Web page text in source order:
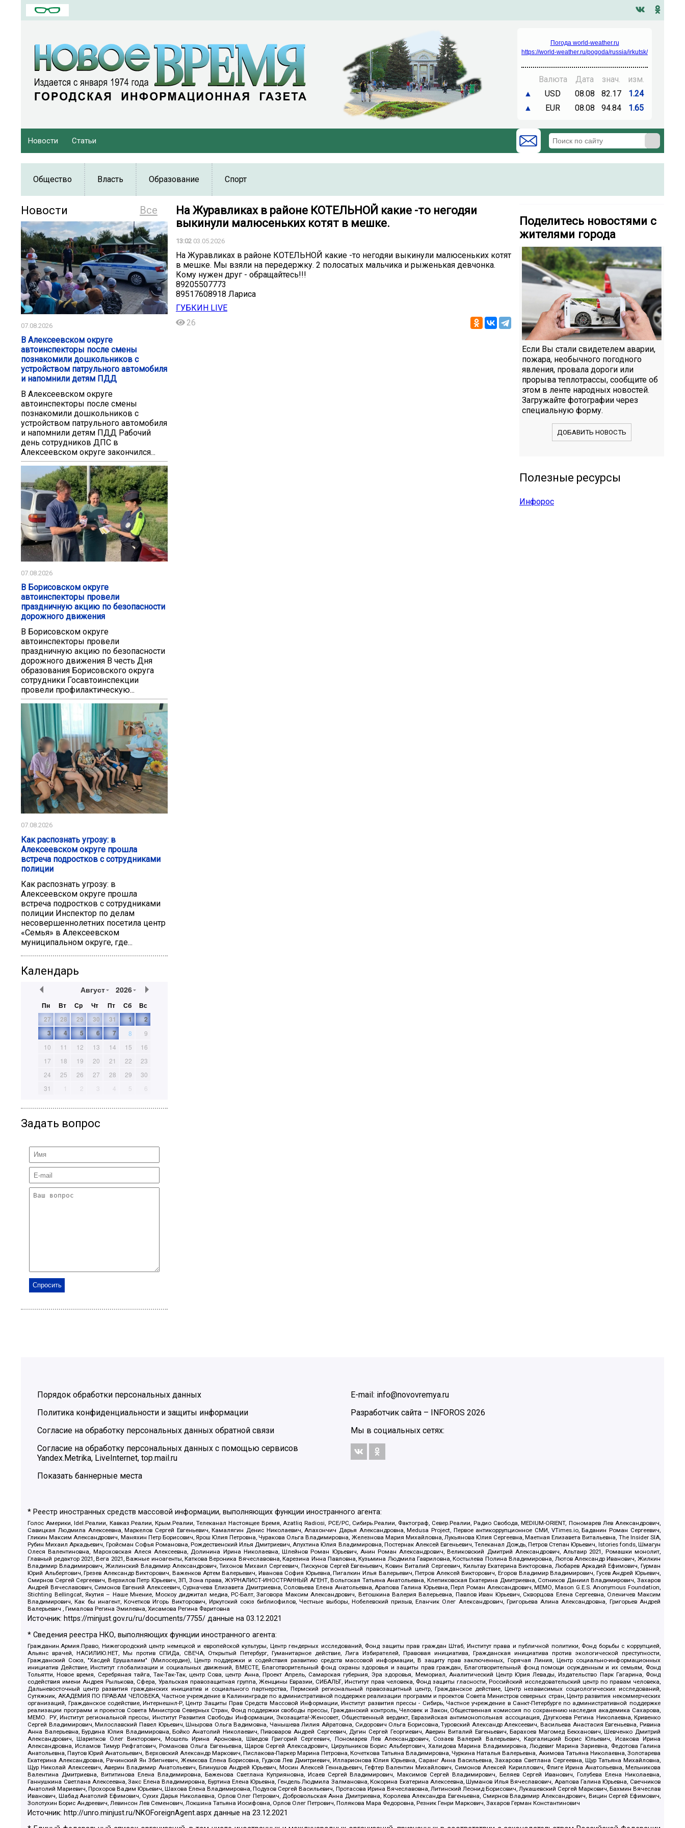
Погода world-weather.ru
https://world-weather.ru/pogoda/russia/irkutsk/
Валюта Дата знач.
изм.
▲
USD 08.08 82.17
1.24
▲
EUR 08.08 94.84 1.65
Новости Статьи
Общество Власть Образование Спорт
Все
Новости
07.08.2026
В Алексеевском округе
автоинспекторы после смены
познакомили дошкольников с
устройством патрульного автомобиля
и напомнили детям ПДД
В Алексеевском округе
автоинспекторы после смены
познакомили дошкольников с
устройством патрульного автомобиля
и напомнили детям ПДД Рабочий
день сотрудников ДПС в
Алексеевском округе закончился...
07.08.2026
В Борисовском округе
автоинспекторы провели
праздничную акцию по безопасности
дорожного движения
В Борисовском округе
автоинспекторы провели
праздничную акцию по безопасности
дорожного движения В честь Дня
образования Борисовского округа
сотрудники Госавтоинспекции
провели профилактическую...
07.08.2026
Как распознать угрозу: в
Алексеевском округе прошла
встреча подростков с сотрудниками
полиции
Как распознать угрозу: в
Алексеевском округе прошла
встреча подростков с сотрудниками
полиции Инспектор по делам
несовершеннолетних посетила центр
«Семья» в Алексеевском
муниципальном округе, где...
Календарь
Август 2026
Пн Вт Ср Чт Пт Сб
Вс
27
28 29 30 31 1
2
3
4 5 6 7 8
9
10
11 12 13 14 15
16
17
18 19 20 21 22
23
24
25 26 27 28 29
30
31
1 2 3 4 5 6
Задать вопрос
На Журавликах в районе КОТЕЛЬНОЙ какие -то негодяи
выкинули малюсеньких котят в мешке.
13:02 03.05.2026
На Журавликах в районе КОТЕЛЬНОЙ какие -то негодяи выкинули малюсеньких котят
в мешке. Мы взяли на передержку. 2 полосатых мальчика и рыженькая девчонка.
Кому нужен друг - обращайтесь!!!
️89205507773
️89517608918 Лариса
ГУБКИН LIVE
26
Поделитесь новостями с
жителями города
Если Вы стали свидетелем аварии,
пожара, необычного погодного
явления, провала дороги или
прорыва теплотрассы, сообщите об
этом в ленте народных новостей.
Загружайте фотографии через
специальную форму.
ДОБАВИТЬ НОВОСТЬ
Полезные ресурсы
Инфорос
Порядок обработки персональных данных
Политика конфиденциальности и защиты информации
Согласие на обработку персональных данных обратной связи
Согласие на обработку персональных данных с помощью сервисов
Yandex.Metrika, LiveInternet, top.mail.ru
Показать баннерные места
E-mail: info@novovremya.ru
Разработчик сайта – INFOROS 2026
Мы в социальных сетях:
* Реестр иностранных средств массовой информации, выполняющих функции иностранного агента:
Голос Америки, Idel.Реалии, Кавказ.Реалии, Крым.Реалии, Телеканал Настоящее Время, Azatliq Radiosi, PCE/PC, Сибирь.Реалии, Фактограф, Север.Реалии, Радио Свобода, MEDIUM-ORIENT, Пономарев Лев Александрович,
Савицкая Людмила Алексеевна, Маркелов Сергей Евгеньевич, Камалягин Денис Николаевич, Апахончич Дарья Александровна, Medusa Project, Первое антикоррупционное СМИ, VTimes.io, Баданин Роман Сергеевич,
Гликин Максим Александрович, Маняхин Петр Борисович, Ярош Юлия Петровна, Чуракова Ольга Владимировна, Железнова Мария Михайловна, Лукьянова Юлия Сергеевна, Маетная Елизавета Витальевна, The Insider SIA,
Рубин Михаил Аркадьевич, Гройсман Софья Романовна, Рождественский Илья Дмитриевич, Апухтина Юлия Владимировна, Постернак Алексей Евгеньевич, Телеканал Дождь, Петров Степан Юрьевич, Istories fonds, Шмагун
Олеся Валентиновна, Мароховская Алеся Алексеевна, Долинина Ирина Николаевна, Шлейнов Роман Юрьевич, Анин Роман Александрович, Великовский Дмитрий Александрович, Альтаир 2021, Ромашки монолит,
Главный редактор 2021, Вега 2021, Важные иноагенты, Каткова Вероника Вячеславовна, Карезина Инна Павловна, Кузьмина Людмила Гавриловна, Костылева Полина Владимировна, Лютов Александр Иванович, Жилкин
Владимир Владимирович, Жилинский Владимир Александрович, Тихонов Михаил Сергеевич, Пискунов Сергей Евгеньевич, Ковин Виталий Сергеевич, Кильтау Екатерина Викторовна, Любарев Аркадий Ефимович, Гурман
Юрий Альбертович, Грезев Александр Викторович, Важенков Артем Валерьевич, Иванова София Юрьевна, Пигалкин Илья Валерьевич, Петров Алексей Викторович, Егоров Владимир Владимирович, Гусев Андрей Юрьевич,
Смирнов Сергей Сергеевич, Верзилов Петр Юрьевич, ЗП, Зона права, ЖУРНАЛИСТ-ИНОСТРАННЫЙ АГЕНТ, Вольтская Татьяна Анатольевна, Клепиковская Екатерина Дмитриевна, Сотников Даниил Владимирович, Захаров
Андрей Вячеславович, Симонов Евгений Алексеевич, Сурначева Елизавета Дмитриевна, Соловьева Елена Анатольевна, Арапова Галина Юрьевна, Перл Роман Александрович, МЕМО, Mason G.E.S. Anonymous Foundation,
Stichting Bellingcat, Якутия – Наше Мнение, Москоу диджитал медиа, РС-Балт, Заговора Максим Александрович, Ветошкина Валерия Валерьевна, Павлов Иван Юрьевич, Скворцова Елена Сергеевна, Оленичев Максим
Владимирович, Как бы инагент, Кочетков Игорь Викторович, Иркутский союз библиофилов, Честные выборы, Нобелевский призыв, Еланчик Олег Александрович, Григорьева Алина Александровна, Григорьев Андрей
Валерьевич , Гималова Регина Эмилевна, Хисамова Регина Фаритовна
Источник:https://minjust.gov.ru/ru/documents/7755/ данные на03.12.2021
* Сведения реестра НКО, выполняющих функции иностранного агента:
Гражданин.Армия.Право, Нижегородский центр немецкой и европейской культуры, Центр гендерных исследований, Фонд защиты прав граждан Штаб, Институт права и публичной политики, Фонд борьбы с коррупцией,
Альянс врачей, НАСИЛИЮ.НЕТ, Мы против СПИДа, СВЕЧА, Открытый Петербург, Гуманитарное действие, Лига Избирателей, Правовая инициатива, Гражданская инициатива против экологической преступности,
Гражданский Союз, "Хасдей Ерушалаим" (Милосердие), Центр поддержки и содействия развитию средств массовой информации, В защиту прав заключенных, Горячая Линия, Центр социально-информационных
инициатив Действие, Институт глобализации и социальных движений, ВМЕСТЕ, Благотворительный фонд охраны здоровья и защиты прав граждан, Благотворительный фонд помощи осужденным и их семьям, Фонд
Тольятти, Новое время, Серебряная тайга, Так-Так-Так, центр Сова, центр Анна, Проект Апрель, Самарская губерния, Эра здоровья, Мемориал, Аналитический Центр Юрия Левады, Издательство Парк Гагарина, Фонд
содействия имени Андрея Рылькова, Сфера, Уральская правозащитная группа, Женщины Евразии, СИБАЛЬТ, Институт прав человека, Фонд защиты гласности, Российский исследовательский центр по правам человека,
Дальневосточный центр развития гражданских инициатив и социального партнерства, Пермский региональный правозащитный центр, Гражданское действие, Центр независимых социологических исследований,
Сутяжник, АКАДЕМИЯ ПО ПРАВАМ ЧЕЛОВЕКА, Частное учреждение в Калининграде по административной поддержке реализации программ и проектов Совета Министров северных стран, Центр развития некоммерческих
организаций, Гражданское содействие, Интернешнл-Р, Центр Защиты Прав Средств Массовой Информации, Институт развития прессы - Сибирь, Частное учреждение в Санкт-Петербурге по административной поддержке
реализации программ и проектов Совета Министров Северных Стран, Фонд поддержки свободы прессы, Гражданский контроль, Человек и Закон, Общественная комиссия по сохранению наследия академика Сахарова,
МЕМО. РУ, Институт региональной прессы, Институт Развития Свободы Информации, Экозащита!-Женсовет, Общественный вердикт, Евразийская антимонопольная ассоциация, Дзугкоева Регина Николаевна, Кривенко
Сергей Владимирович, Милославский Павел Юрьевич, Шнырова Ольга Вадимовна, Чанышева Лилия Айратовна, Сидорович Ольга Борисовна, Туровский Александр Алексеевич, Васильева Анастасия Евгеньевна, Ривина
Анна Валерьевна, Бурдина Юлия Владимировна, Бойко Анатолий Николаевич, Пивоваров Андрей Сергеевич, Дугин Сергей Георгиевич, Аверин Виталий Евгеньевич, Барахоев Магомед Бекханович, Шевченко Дмитрий
Александрович, Шарипков Олег Викторович, Мошель Ирина Ароновна, Шведов Григорий Сергеевич, Пономарев Лев Александрович, Созаев Валерий Валерьевич, Каргалицкий Борис Юльевич, Исакова Ирина
Александровна, Исламов Тимур Рифгатович, Романова Ольга Евгеньевна, Щаров Сергей Алексадрович, Цирульников Борис Альбертович, Халидова Марина Владимировна, Людевиг Марина Зариевна, Федотова Галина
Анатольевна, Паутов Юрий Анатольевич, Верховский Александр Маркович, Пислакова-Паркер Марина Петровна, Кочеткова Татьяна Владимировна, Чуркина Наталья Валерьевна, Акимова Татьяна Николаевна, Золотарева
Екатерина Александровна, Рачинский Ян Збигневич, Жемкова Елена Борисовна, Гудков Лев Дмитриевич, Илларионова Юлия Юрьевна, Саранг Анна Васильевна, Захарова Светлана Сергеевна, Щур Татьяна Михайловна,
Щур Николай Алексеевич, Аверин Владимир Анатольевич, Блинушов Андрей Юрьевич, Мосин Алексей Геннадьевич, Гефтер Валентин Михайлович, Симонов Алексей Кириллович, Флиге Ирина Анатольевна, Мельникова
Валентина Дмитриевна, Вититинова Елена Владимировна, Баженова Светлана Куприяновна, Исаев Сергей Владимирович, Максимов Сергей Владимирович, Беляев Сергей Иванович, Голубева Елена Николаевна,
Ганнушкина Светлана Алексеевна, Закс Елена Владимировна, Буртина Елена Юрьевна, Гендель Людмила Залмановна, Кокорина Екатерина Алексеевна, Шуманов Илья Вячеславович, Арапова Галина Юрьевна, Свечников
Анатолий Мариевич, Прохоров Вадим Юрьевич, Шахова Елена Владимировна, Подузов Сергей Васильевич, Протасова Ирина Вячеславовна, Литинский Леонид Борисович, Лукашевский Сергей Маркович, Бахмин Вячеслав
Иванович, Шабад Анатолий Ефимович, Сухих Дарья Николаевна, Орлов Олег Петрович, Добровольская Анна Дмитриевна, Королева Александра Евгеньевна, Смирнов Владимир Александрович, Вицин Сергей Ефимович,
Золотухин Борис Андреевич, Левинсон Лев Семенович, Локшина Татьяна Иосифовна, Орлов Олег Петрович, Полякова Мара Федоровна, Резник Генри Маркович, Захаров Герман Константинович
Источник: http://unro.minjust.ru/NKOForeignAgent.aspx данные на23.12.2021